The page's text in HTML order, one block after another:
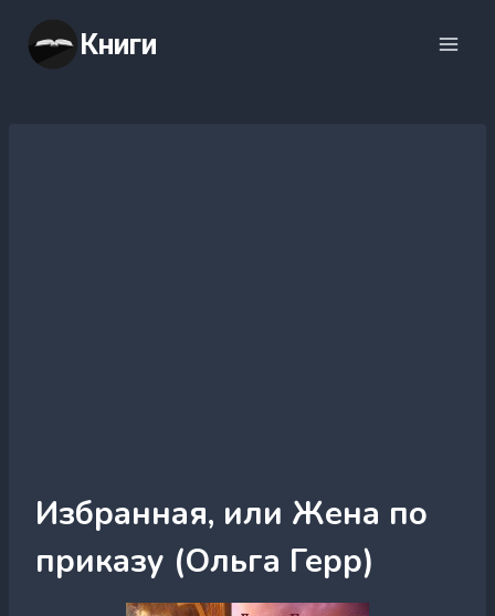
содержимому
Книги
Избранная, или Жена по
приказу (Ольга Герр)